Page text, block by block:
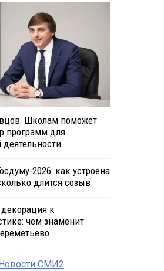
Школам поможет
программ для
деятельности
2026: как устроена
длится созыв
к
чем знаменит
Новости СМИ2